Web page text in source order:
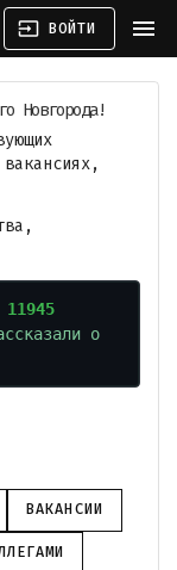
input ВОЙТИ menu
Новгорода!
11945
о
ВАКАНСИИ